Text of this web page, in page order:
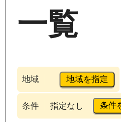
一覧
地域 地域を指定
条件 指定なし 条件